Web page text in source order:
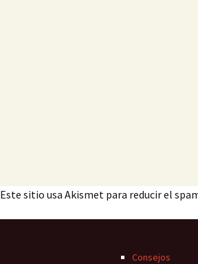
Este sitio usa Akismet para reducir el
Consejos